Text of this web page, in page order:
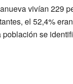
vivían 229
el 52,4%
se